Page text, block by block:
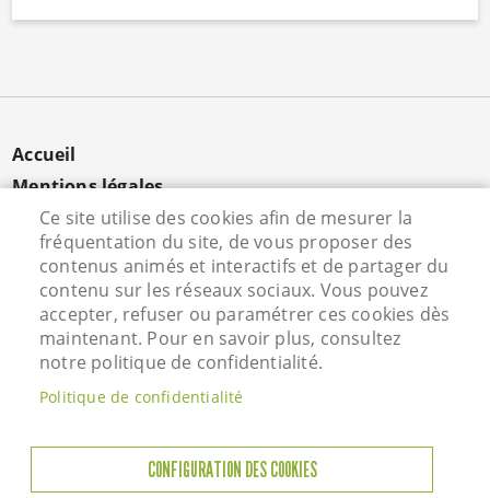
MENU
PIED
PAGE
Accueil
Mentions légales
Données personnelles
Cookies
Contact
S'identifier
Hôtel de Ville - Rue Vieille Saint Martin - 95800
Courdimanche - Tél. 01 34 46 72 00
Horaires d'ouverture
Ce site utilise des cookies afin de mesurer la
fréquentation du site, de vous proposer des
contenus animés et interactifs et de partager du
contenu sur les réseaux sociaux. Vous pouvez
accepter, refuser ou paramétrer ces cookies dès
maintenant. Pour en savoir plus, consultez
notre politique de confidentialité.
Politique de confidentialité
CONFIGURATION DES COOKIES